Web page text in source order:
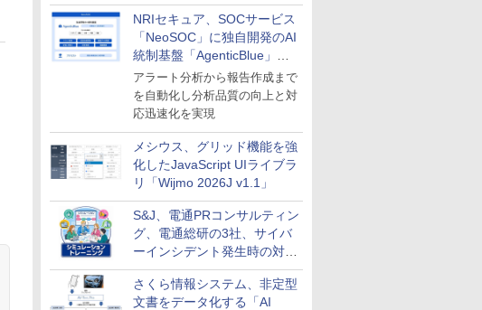
「scSQUARE ISP」の連携サ
ービスを提供開始
NRIセキュア、SOCサービス
「NeoSOC」に独自開発のAI
統制基盤「AgenticBlue」を
導入
アラート分析から報告作成まで
を自動化し分析品質の向上と対
応迅速化を実現
メシウス、グリッド機能を強
化したJavaScript UIライブラ
リ「Wijmo 2026J v1.1」
S&J、電通PRコンサルティン
グ、電通総研の3社、サイバ
ーインシデント発生時の対応
と危機管理広報を一体的に訓
練するプログラムを提供
さくら情報システム、非定型
文書をデータ化する「AI